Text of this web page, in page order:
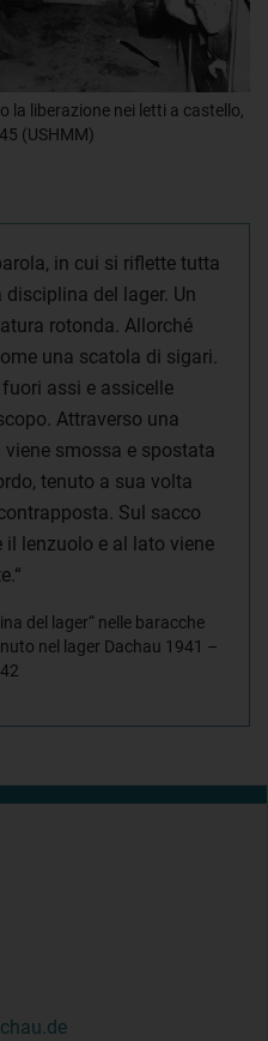
la liberazione nei letti a castello,
(USHMM)
in cui si riflette tutta
del lager. Un
rotonda. Allorché
una scatola di sigari.
assi e assicelle
Attraverso una
smossa e spostata
tenuto a sua volta
Sul sacco
lenzuolo e al lato viene
del lager“ nelle baracche
nel lager Dachau 1941 –